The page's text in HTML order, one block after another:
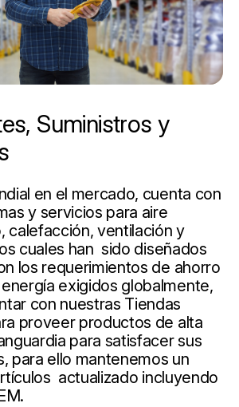
Suministros y
en el mercado, cuenta con
y servicios para aire
calefacción, ventilación y
cuales han sido diseñados
los requerimientos de ahorro
exigidos globalmente,
con nuestras Tiendas
proveer productos de alta
para satisfacer sus
para ello mantenemos un
actualizado incluyendo